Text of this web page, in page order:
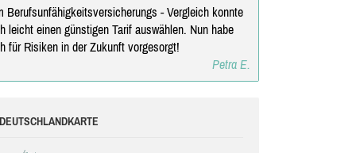
Berufsunfähigkeitsversicherungs - Vergleich konnte
leicht einen günstigen Tarif auswählen. Nun habe
für Risiken in der Zukunft vorgesorgt!
Petra E.
DEUTSCHLANDKARTE